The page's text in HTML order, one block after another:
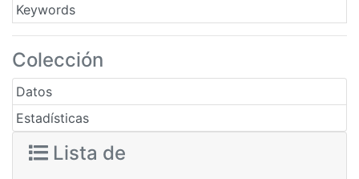
Keywords
Colección
Datos
Estadísticas
Lista de